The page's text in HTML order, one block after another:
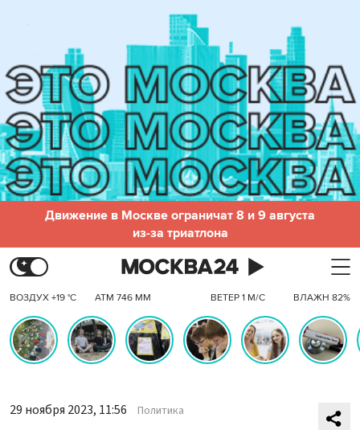
Движение в Москве ограничат 8 и 9 августа
из-за триатлона
ВОЗДУХ +19 °C АТМ 746 ММ ВЕТЕР 1 М/С ВЛАЖН 82%
29 ноября 2023, 11:56 Политика